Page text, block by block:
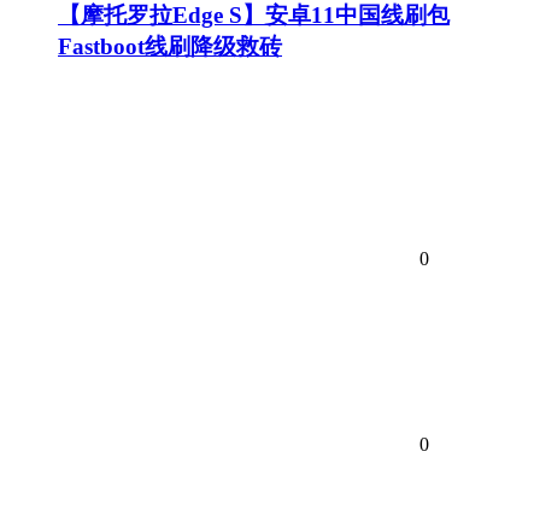
【摩托罗拉Edge S】安卓11中国线刷包
Fastboot线刷降级救砖
0
0